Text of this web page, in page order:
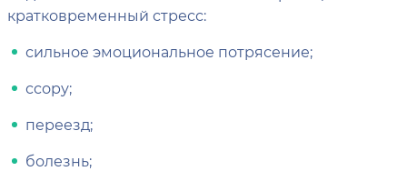
кратковременный стресс:
сильное эмоциональное потрясение;
ссору;
переезд;
болезнь;